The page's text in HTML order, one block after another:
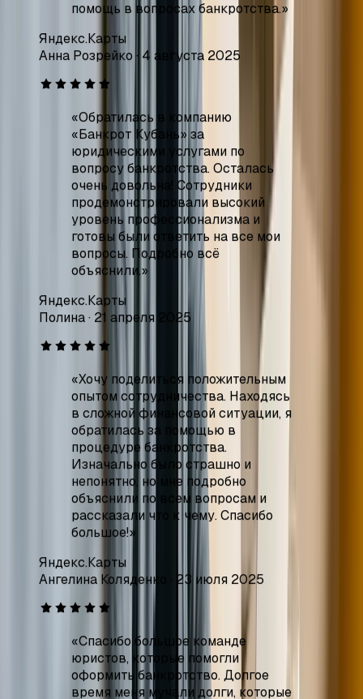
«Обратилась в компанию
«Банкрот Кубань» за
юридическими услугами по
вопросу банкротства. Осталась
очень довольна! Сотрудники
уровень профессионализма и
готовы были ответить на все мои
вопросы. Подробно всё
объяснили.»
Яндекс.Карты
Полина·21 апреля 2025
«Хочу поделиться положительным
опытом сотрудничества. Находясь
в сложной финансовой ситуации, я
процедуре банкротства.
непонятно, но мне подробно
объяснили по всем вопросам и
рассказали что к чему. Спасибо
большое!»
Яндекс.Карты
Ангелина Коляденко
23 июля 2025
«Спасибо большое команде
юристов, которые помогли
оформить банкротство. Долгое
время меня мучали долги, которые
постоянно росли, но эта компания
этих проблем. Точно могу
советовать и ставлю 5 звёзд.
Яндекс.Карты